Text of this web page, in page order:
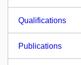
Qualifications
Publications